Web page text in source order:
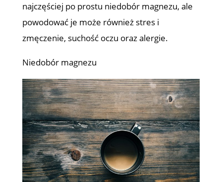
najczęściej po prostu niedobór magnezu, ale
powodować je może również stres i
zmęczenie, suchość oczu oraz alergie.
Niedobór magnezu